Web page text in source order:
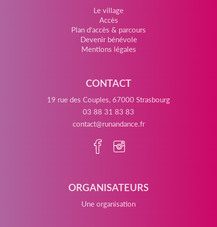
Le village
Accès
Plan d'accès & parcours
Devenir bénévole
Mentions légales
CONTACT
19 rue des Couples, 67000 Strasbourg
03 88 31 83 83
contact@runandance.fr
ORGANISATEURS
Une organisation